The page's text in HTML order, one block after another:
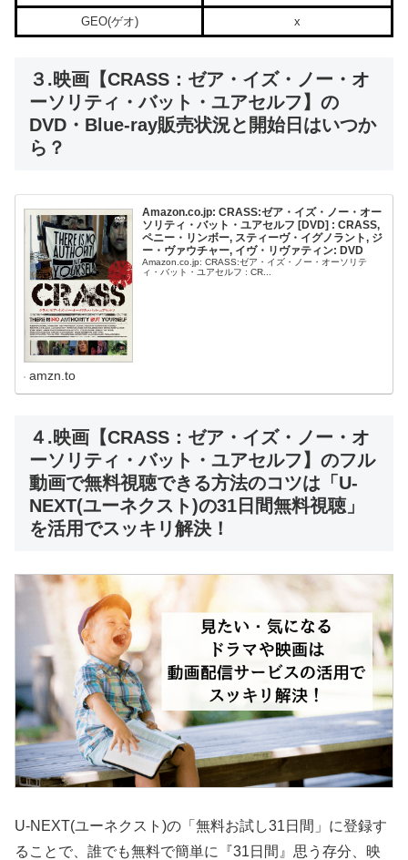
GEO(ゲオ) x
３.映画【CRASS：ゼア・イズ・ノー・オ
ーソリティ・バット・ユアセルフ】の
DVD・Blue-ray販売状況と開始日はいつか
ら？
Amazon.co.jp: CRASS:ゼア・イズ・ノー・オー
ソリティ・バット・ユアセルフ [DVD] : CRASS,
ペニー・リンボー, スティーヴ・イグノラント, ジ
ー・ヴァウチャー, イヴ・リヴァティン: DVD
Amazon.co.jp: CRASS:ゼア・イズ・ノー・オーソリテ
ィ・バット・ユアセルフ : CR...
amzn.to
４.映画【CRASS：ゼア・イズ・ノー・オ
ーソリティ・バット・ユアセルフ】のフル
動画で無料視聴できる方法のコツは「U-
NEXT(ユーネクスト)の31日間無料視聴」
を活用でスッキリ解決！
U-NEXT(ユーネクスト)の「無料お試し31日間」に登録す
ることで、誰でも無料で簡単に『31日間』思う存分、映